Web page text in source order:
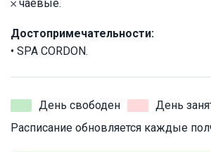
𐄂 чаевые.
Достопримечательности:
• SPA CORDON.
День свободен
День
Расписание обновляется каждые